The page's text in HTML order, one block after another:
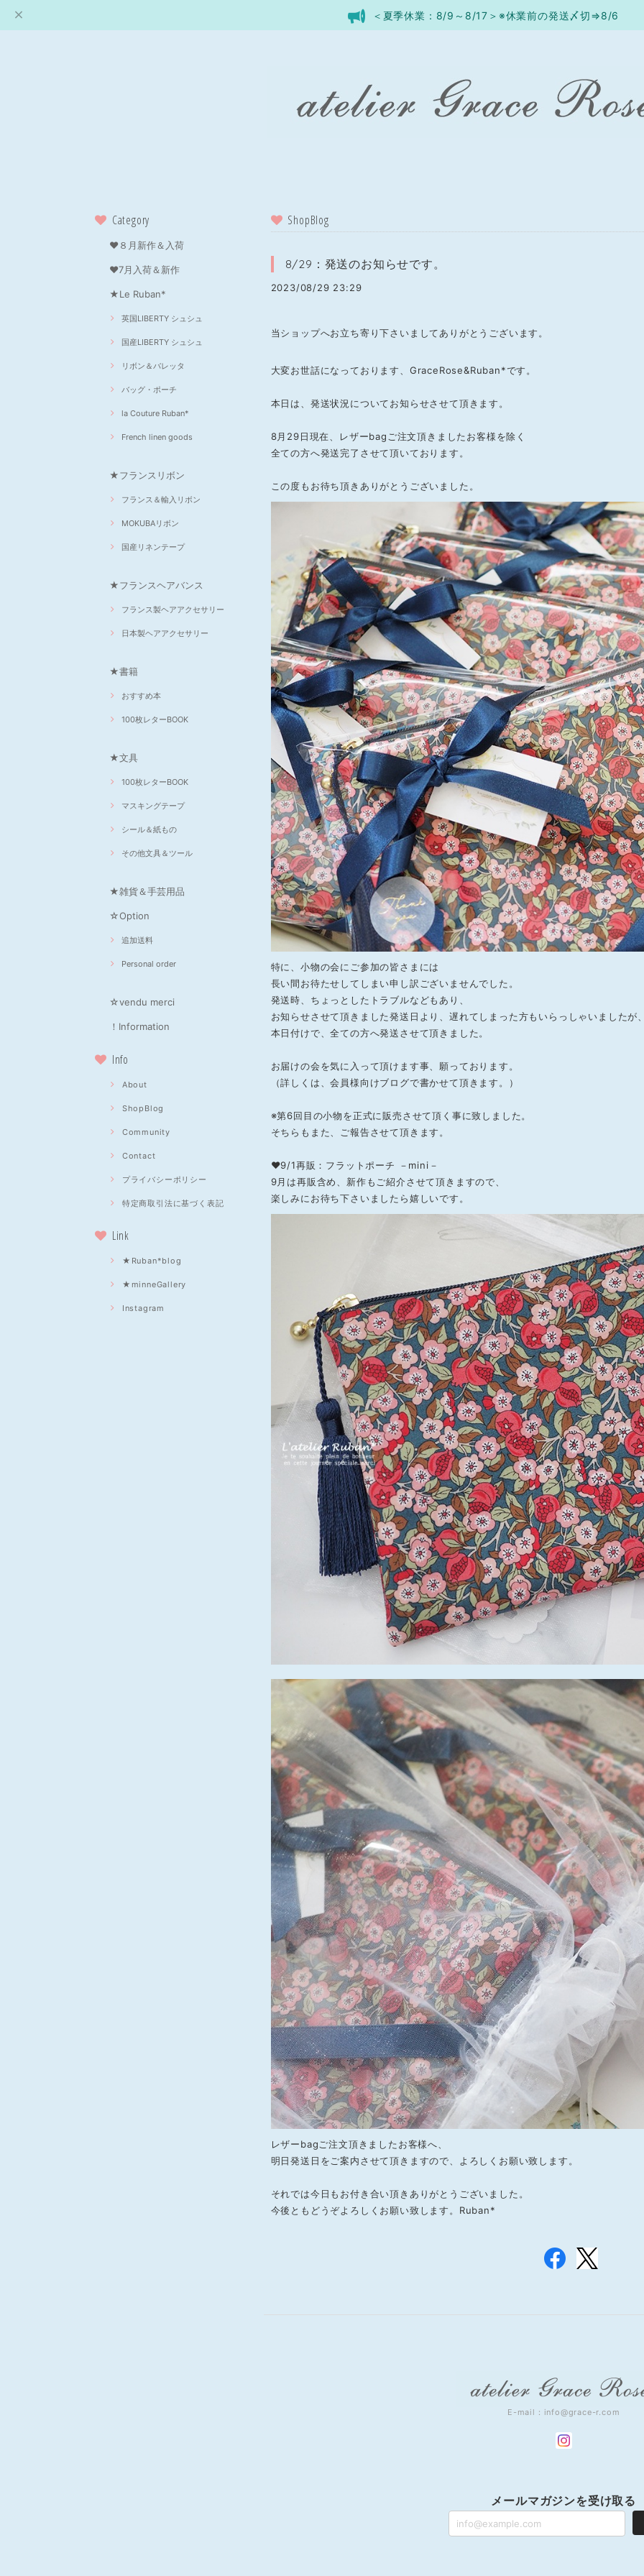
＜夏季休業：8/9～8/17＞※休業前の発送〆切⇒8/6
Category
❤８月新作＆入荷
❤7月入荷＆新作
★Le Ruban*
英国LIBERTY シュシュ
国産LIBERTY シュシュ
リボン＆バレッタ
バッグ・ポーチ
la Couture Ruban*
French linen goods
★フランスリボン
フランス＆輸入リボン
MOKUBAリボン
国産リネンテープ
★フランスヘアバンス
フランス製ヘアアクセサリー
日本製ヘアアクセサリー
★書籍
おすすめ本
100枚レターBOOK
★文具
100枚レターBOOK
マスキングテープ
シール＆紙もの
その他文具＆ツール
★雑貨＆手芸用品
☆Option
追加送料
Personal order
☆vendu merci
！Information
Info
About
ShopBlog
Community
Contact
プライバシーポリシー
特定商取引法に基づく表記
Link
★Ruban*blog
★minneGallery
Instagram
ShopBlog
8/29：発送のお知らせです。
2023/08/29 23:29
当ショップへお立ち寄り下さいましてありがとうございます。
大変お世話になっております、GraceRose&Ruban*です。
本日は、発送状況についてお知らせさせて頂きます。
8月29日現在、レザーbagご注文頂きましたお客様を除く
全ての方へ発送完了させて頂いております。
この度もお待ち頂きありがとうございました。
特に、小物の会にご参加の皆さまには
長い間お待たせしてしまい申し訳ございませんでした。
発送時、ちょっとしたトラブルなどもあり、
お知らせさせて頂きました発送日より、遅れてしまった方もいらっしゃいましたが
本日付けで、全ての方へ発送させて頂きました。
お届けの会を気に入って頂けます事、願っております。
（詳しくは、会員様向けブログで書かせて頂きます。）
※第6回目の小物を正式に販売させて頂く事に致しました。
そちらもまた、ご報告させて頂きます。
❤9/1再販：フラットポーチ －mini－
9月は再販含め、新作もご紹介させて頂きますので、
楽しみにお待ち下さいましたら嬉しいです。
レザーbagご注文頂きましたお客様へ、
明日発送日をご案内させて頂きますので、よろしくお願い致します。
それでは今日もお付き合い頂きありがとうございました。
今後ともどうぞよろしくお願い致します。Ruban*
E-mail： info@grace-r.com
メールマガジンを受け取る